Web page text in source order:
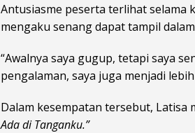
Antusiasme peserta terlihat selama
mengaku senang dapat tampil
“Awalnya saya gugup, tetapi saya
pengalaman, saya juga menjadi
Dalam kesempatan tersebut,
Ada di Tanganku.”